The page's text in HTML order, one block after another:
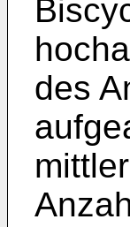
des